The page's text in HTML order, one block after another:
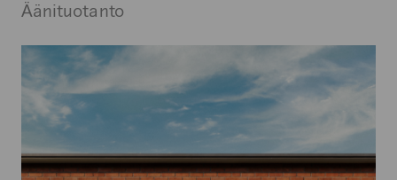
Äänituotanto
Group